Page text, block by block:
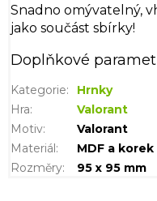
Snadno omývatelný,
jako součást sbírky!
Doplňkové
Kategorie:
Hrnky
Hra:
Valorant
Motiv:
Valorant
Materiál:
MDF a korek
Rozměry: 95 x 95 mm